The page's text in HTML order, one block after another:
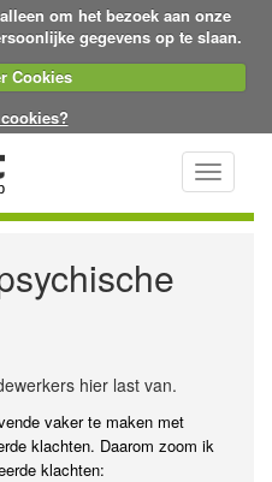
om het bezoek aan onze
gegevens op te slaan.
Cookies
Toggle
hier last van.
vaker te maken met
klachten. Daarom zoom ik
klachten: